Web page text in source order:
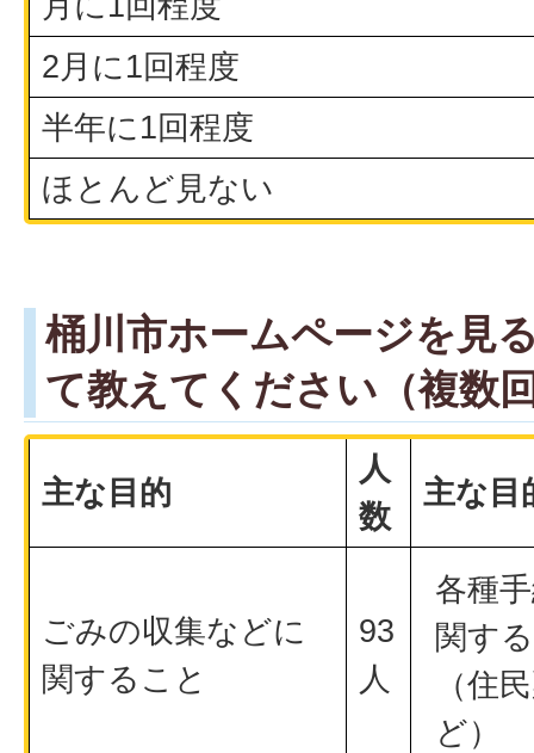
2月に1回程度
半年に1回程度
ほとんど見ない
桶川市ホームページを見
て教えてください（複数
主な目的
人
数
主な目
ごみの収集などに
関すること
93
人
各種
関す
（住
ど）